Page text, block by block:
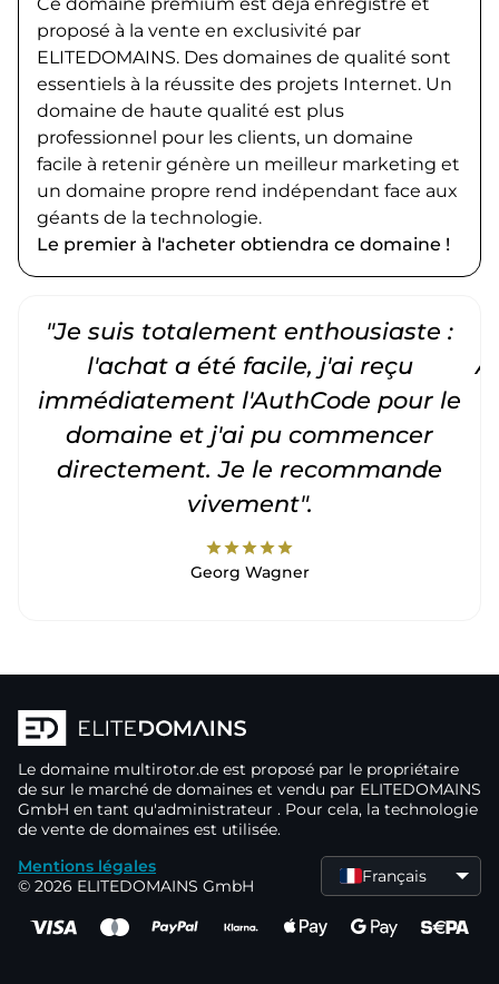
proposé à la vente en exclusivité par
ELITEDOMAINS. Des domaines de qualité sont
essentiels à la réussite des projets Internet. Un
domaine de haute qualité est plus
professionnel pour les clients, un domaine
facile à retenir génère un meilleur marketing et
un domaine propre rend indépendant face aux
géants de la technologie.
Le premier à l'acheter obtiendra ce domaine !
"Je suis totalement enthousiaste :
l'achat a été facile, j'ai reçu
immédiatement l'AuthCode pour le
domaine et j'ai pu commencer
directement. Je le recommande
vivement".
starstarstarstarstar
Georg Wagner
Le domaine multirotor.de est proposé par le propriétaire
de sur le marché de domaines et vendu par ELITEDOMAINS
GmbH en tant qu'administrateur . Pour cela, la technologie
de vente de domaines est utilisée.
Mentions légales
© 2026 ELITEDOMAINS GmbH
Français